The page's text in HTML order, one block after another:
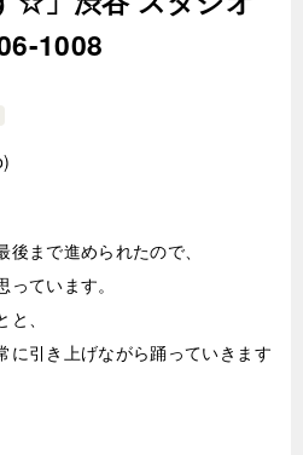
1008
まで進められたので、
ています。
、
に引き上げながら踊っていきます